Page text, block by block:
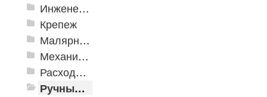
Инженерная сантехника и инструменты
Крепеж
Малярно-штукатурные инструменты
Механизированные инструменты
Расходные инструменты
Ручные инструменты